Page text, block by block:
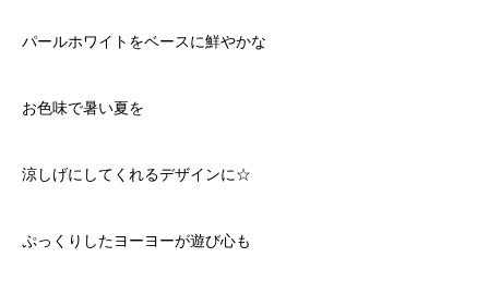
パールホワイトをベースに鮮やかな
お色味で暑い夏を
涼しげにしてくれるデザインに☆
ぷっくりしたヨーヨーが遊び心も